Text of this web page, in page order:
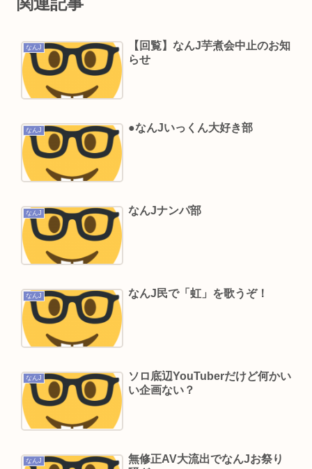
中年層が「ちいかわ」にハマる理由www
イケメンアイドル重岡大毅が結婚。相手女性がバ
チクソに叩かれる。
買ってきてほしい「福島土産（お菓子）」ランキ
VIVANTがつまらない理由
「抱かれたくない男」レジェンドの江頭2:50さ
ん、変わり果てた姿で発見される
求刑7年直後にギフトねだり「末期状態」と話題
Powered by livedoor 相互RSS
なんJ
【回覧】なんJ芋煮会中止のお知
らせ
なんJ ●なんJいっくん大好き部
なんJ なんJナンパ部
なんJ なんJ民で「虹」を歌うぞ！
なんJ
ソロ底辺YouTuberだけど何かい
い企画ない？
なんJ
無修正AV大流出でなんJお祭り